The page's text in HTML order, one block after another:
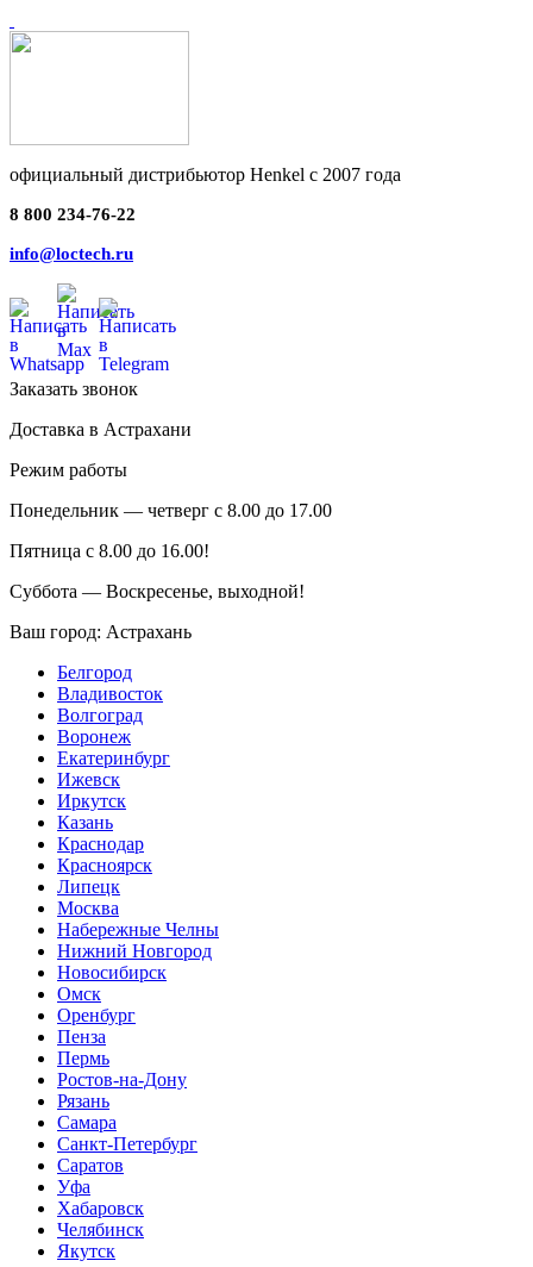
официальный дистрибьютор Henkel с 2007 года
8 800 234-76-22
info@loctech.ru
Заказать звонок
Доставка в Астрахани
Режим работы
Понедельник — четверг с 8.00 до 17.00
Пятница с 8.00 до 16.00!
Суббота — Воскресенье, выходной!
Ваш город: Астрахань
Белгород
Владивосток
Волгоград
Воронеж
Екатеринбург
Ижевск
Иркутск
Казань
Краснодар
Красноярск
Липецк
Москва
Набережные Челны
Нижний Новгород
Новосибирск
Омск
Оренбург
Пенза
Пермь
Ростов-на-Дону
Рязань
Самара
Санкт-Петербург
Саратов
Уфа
Хабаровск
Челябинск
Якутск